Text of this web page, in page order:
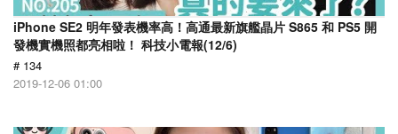
iPhone SE2 明年發表機率高！高通最新旗艦晶片 S865 和 PS5 開
發機實機照都亮相啦！ 科技小電報(12/6)
# 134
2019-12-06 01:00